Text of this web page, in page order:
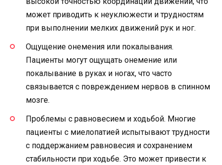
может приводить к неуклюжести и трудностям
при выполнении мелких движений рук и ног.
Ощущение онемения или покалывания.
Пациенты могут ощущать онемение или
покалывание в руках и ногах, что часто
связывается с повреждением нервов в спинном
мозге.
Проблемы с равновесием и ходьбой. Многие
пациенты с миелопатией испытывают трудности
с поддержанием равновесия и сохранением
стабильности при ходьбе. Это может привести к